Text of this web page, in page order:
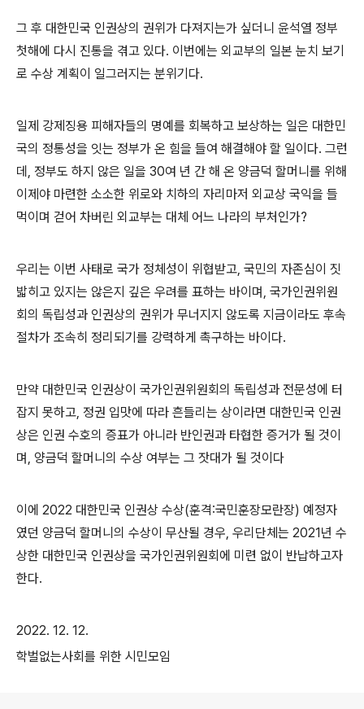
그 후 대한민국 인권상의 권위가 다져지는가 싶더니 윤석열 정부
첫해에 다시 진통을 겪고 있다. 이번에는 외교부의 일본 눈치 보기
로 수상 계획이 일그러지는 분위기다.
일제 강제징용 피해자들의 명예를 회복하고 보상하는 일은 대한민
국의 정통성을 잇는 정부가 온 힘을 들여 해결해야 할 일이다. 그런
데 , 정부도 하지 않은 일을 30여 년 간 해 온 양금덕 할머니를 위해
이제야 마련한 소소한 위로와 치하의 자리마저 외교상 국익을 들
먹이며 걷어 차버린 외교부는 대체 어느 나라의 부처인가?
우리는 이번 사태로 국가 정체성이 위협받고, 국민의 자존심이 짓
밟히고 있지는 않은지 깊은 우려를 표하는 바이며, 국가인권위원
회의 독립성과 인권상의 권위가 무너지지 않도록 지금이라도 후속
절차가 조속히 정리되기를 강력하게 촉구하는 바이다.
만약 대한민국 인권상이 국가인권위원회의 독립성과 전문성에 터
잡지 못하고, 정권 입맛에 따라 흔들리는 상이라면 대한민국 인권
상은 인권 수호의 증표가 아니라 반인권과 타협한 증거가 될 것이
며, 양금덕 할머니의 수상 여부는 그 잣대가 될 것이다
이에 2022 대한민국 인권상 수상(훈격:국민훈장모란장) 예정자
였던 양금덕 할머니의 수상이 무산될 경우, 우리단체는 2021년 수
상한 대한민국 인권상을 국가인권위원회에 미련 없이 반납하고자
한다.
2022. 12. 12.
학벌없는사회를 위한 시민모임